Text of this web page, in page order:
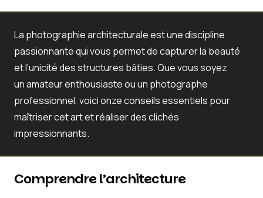
La photographie architecturale est une discipline
passionnante qui vous permet de capturer la beauté
et l’unicité des structures bâties. Que vous soyez
un amateur enthousiaste ou un photographe
professionnel, voici onze conseils essentiels pour
maîtriser cet art et réaliser des clichés
impressionnants.
Comprendre l’architecture